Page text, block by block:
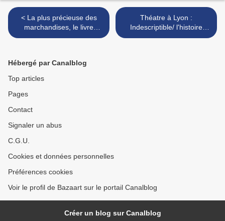
< La plus précieuse des
marchandises, le livre
illustré pour prolonger le
Théatre à Lyon :
Indescriptible/ l'histoire
d'une aventure et d'une
Hébergé par Canalblog
Top articles
Pages
Contact
Signaler un abus
C.G.U.
Cookies et données personnelles
Préférences cookies
Voir le profil de Bazaart sur le portail Canalblog
Créer un blog sur Canalblog